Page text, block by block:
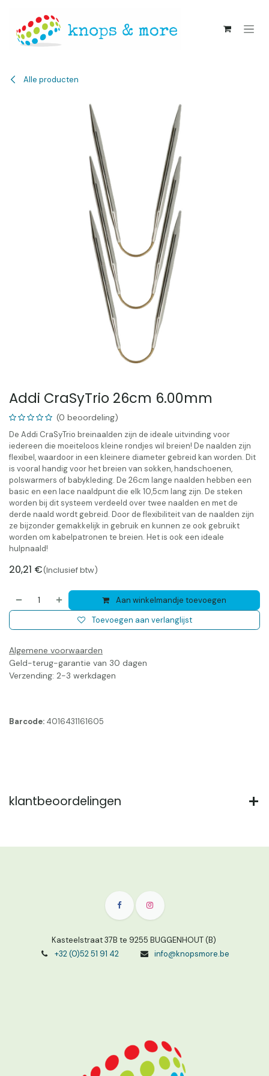
Alle producten
Addi CraSyTrio 26cm 6.00mm
(0 beoordeling)
De Addi CraSyTrio breinaalden zijn de ideale uitvinding voor
iedereen die moeiteloos kleine rondjes wil breien! De naalden zijn
flexibel, waardoor in een kleinere diameter gebreid kan worden. Dit
is vooral handig voor het breien van sokken, handschoenen,
polswarmers of babykleding. De 26cm lange naalden hebben een
basic en een lace naaldpunt die elk 10,5cm lang zijn. De steken
worden bij dit systeem verdeeld over twee naalden en met de
derde naald wordt gebreid. Door de flexibiliteit van de naalden zijn
ze bijzonder gemakkelijk in gebruik en kunnen ze ook gebruikt
worden om kabelpatronen te breien. Het is ook een ideale
hulpnaald!
20,21 €(Inclusief btw)
Aan winkelmandje toevoegen
Toevoegen aan verlanglijst
Algemene voorwaarden
Geld-terug-garantie van 30 dagen
Verzending: 2-3 werkdagen
Barcode: 4016431161605
klantbeoordelingen
Kasteelstraat 37B te 9255 BUGGENHOUT (B)
+32 (0)52 51 91 42
info@knopsmore.be